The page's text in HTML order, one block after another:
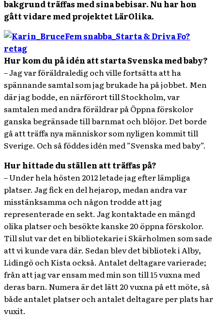
bakgrund träffas med sina bebisar. Nu har hon
gått vidare med projektet LärOlika.
Hur kom du på idén att starta Svenska med baby?
– Jag var föräldraledig och ville fortsätta att ha
spännande samtal som jag brukade ha på jobbet. Men
där jag bodde, en närförort till Stockholm, var
samtalen med andra föräldrar på Öppna förskolor
ganska begränsade till barnmat och blöjor. Det borde
gå att träffa nya människor som nyligen kommit till
Sverige. Och så föddes idén med ”Svenska med baby”.
Hur hittade du ställen att träffas på?
– Under hela hösten 2012 letade jag efter lämpliga
platser. Jag fick en del hejarop, medan andra var
misstänksamma och någon trodde att jag
representerade en sekt. Jag kontaktade en mängd
olika platser och besökte kanske 20 öppna förskolor.
Till slut var det en bibliotekarie i Skärholmen som sade
att vi kunde vara där. Sedan blev det bibliotek i Alby,
Lidingö och Kista också. Antalet deltagare varierade;
från att jag var ensam med min son till 15 vuxna med
deras barn. Numera är det lätt 20 vuxna på ett möte, så
både antalet platser och antalet deltagare per plats har
vuxit.